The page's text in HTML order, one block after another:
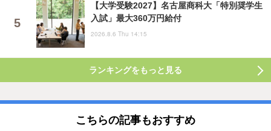
【大学受験2027】名古屋商科大「特別奨学生
入試」最大360万円給付
2026.8.6 Thu 14:15
ランキングをもっと見る
こちらの記事もおすすめ